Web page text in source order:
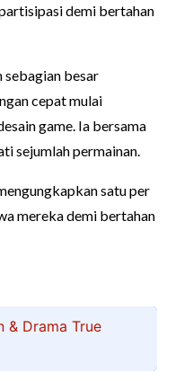
demi bertahan
sebagian besar
cepat mulai
game. Ia bersama
sejumlah permainan.
satu per
mereka demi bertahan
& Drama True